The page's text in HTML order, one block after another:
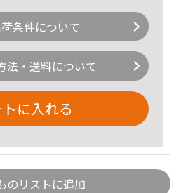
条件について
法・送料について
に入れる
のリストに追加